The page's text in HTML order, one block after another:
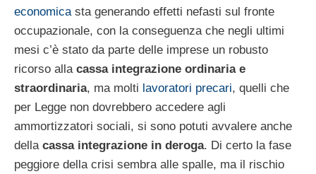
economicasta generando effetti nefasti sul fronte
occupazionale, con la conseguenza che negli ultimi
mesi c’è stato da parte delle imprese un robusto
ricorso alla cassa integrazione ordinaria e
straordinaria, ma molti lavoratori precari, quelli che
per Legge non dovrebbero accedere agli
ammortizzatori sociali, si sono potuti avvalere anche
della cassa integrazione in deroga. Di certo la fase
peggiore della crisi sembra alle spalle, ma il rischio